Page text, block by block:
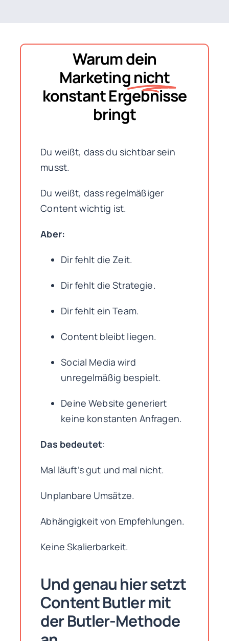
Warum dein
Marketingnicht
konstant Ergebnisse
bringt
Du weißt, dass du sichtbar sein
musst.
Du weißt, dass regelmäßiger
Content wichtig ist.
Aber:
Dir fehlt die Zeit.
Dir fehlt die Strategie.
Dir fehlt ein Team.
Content bleibt liegen.
Social Media wird
unregelmäßig bespielt.
Deine Website generiert
keine konstanten Anfragen.
Das bedeutet:
Mal läuft’s gut und mal nicht.
Unplanbare Umsätze.
Abhängigkeit von Empfehlungen.
Keine Skalierbarkeit.
Und genau hier setzt
Content Butler mit
derButler-Methode